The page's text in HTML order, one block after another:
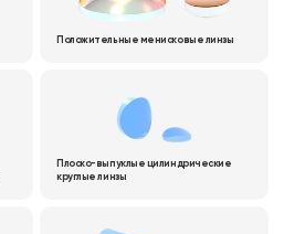
Положительные менисковые линзы
Плоско-выпуклые цилиндрические
круглые линзы